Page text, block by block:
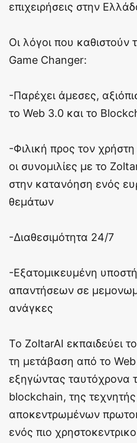
επιχειρήσεις στην
Οι λόγοι που καθιστούν
Game Changer:
-Παρέχει άμεσες,
το Web 3.0 και το
-Φιλική προς τον
οι συνομιλίες με το
στην κατανόηση ενός
θεμάτων
-Διαθεσιμότητα 24/7
-Εξατομικευμένη
απαντήσεων σε
ανάγκες
Το ZoltarAI εκπαιδεύει
τη μετάβαση από το
εξηγώντας ταυτόχρονα
blockchain, της
αποκεντρωμένων
ενός πιο